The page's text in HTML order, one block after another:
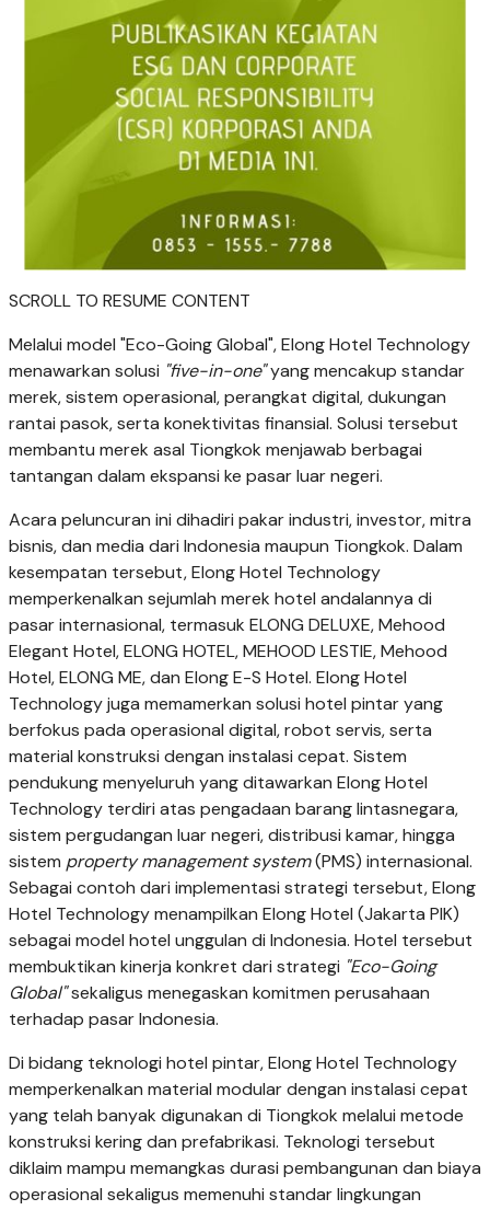
SCROLL TO RESUME CONTENT
Melalui model "Eco-Going Global", Elong Hotel Technology
menawarkan solusi "five-in-one"yang mencakup standar
merek, sistem operasional, perangkat digital, dukungan
rantai pasok, serta konektivitas finansial. Solusi tersebut
membantu merek asal Tiongkok menjawab berbagai
tantangan dalam ekspansi ke pasar luar negeri.
Acara peluncuran ini dihadiri pakar industri, investor, mitra
bisnis, dan media dari Indonesia maupun Tiongkok. Dalam
kesempatan tersebut, Elong Hotel Technology
memperkenalkan sejumlah merek hotel andalannya di
pasar internasional, termasuk ELONG DELUXE, Mehood
Elegant Hotel, ELONG HOTEL, MEHOOD LESTIE, Mehood
Hotel, ELONG ME, dan Elong E-S Hotel. Elong Hotel
Technology juga memamerkan solusi hotel pintar yang
berfokus pada operasional digital, robot servis, serta
material konstruksi dengan instalasi cepat. Sistem
pendukung menyeluruh yang ditawarkan Elong Hotel
Technology terdiri atas pengadaan barang lintasnegara,
sistem pergudangan luar negeri, distribusi kamar, hingga
sistem property management system(PMS) internasional.
Sebagai contoh dari implementasi strategi tersebut, Elong
Hotel Technology menampilkan Elong Hotel (Jakarta PIK)
sebagai model hotel unggulan di Indonesia. Hotel tersebut
membuktikan kinerja konkret dari strategi "Eco-Going
Global"sekaligus menegaskan komitmen perusahaan
terhadap pasar Indonesia.
Di bidang teknologi hotel pintar, Elong Hotel Technology
memperkenalkan material modular dengan instalasi cepat
yang telah banyak digunakan di Tiongkok melalui metode
konstruksi kering dan prefabrikasi. Teknologi tersebut
diklaim mampu memangkas durasi pembangunan dan biaya
operasional sekaligus memenuhi standar lingkungan